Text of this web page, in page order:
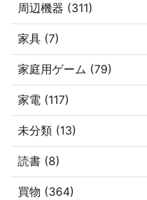
周辺機器 (311)
家具 (7)
家庭用ゲーム (79)
家電 (117)
未分類 (13)
読書 (8)
買物 (364)